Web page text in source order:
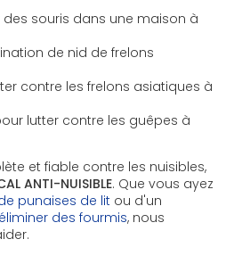
souris dans une maison à
de nid de frelons
contre les frelons asiatiques à
lutter contre les guêpes à
et fiable contre les nuisibles,
ANTI-NUISIBLE. Que vous ayez
punaises de lit ou d'un
des fourmis, nous